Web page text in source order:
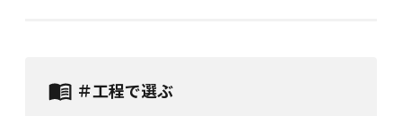
＃工程で選ぶ